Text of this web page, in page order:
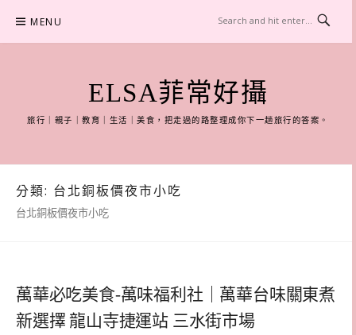
content
MENU
ELSA菲常好攝
旅行｜親子｜教育｜生活｜美食，把走過的路整理成你下一趟旅行的答案。
分類: 台北銅板價夜市小吃
台北銅板價夜市小吃
萬華必吃美食-萬味福利社｜萬華台味關東煮
新選擇 龍山寺捷運站 三水街市場